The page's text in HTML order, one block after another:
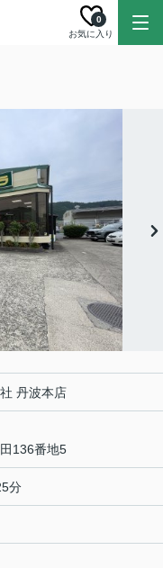
お気に入り
0
丹波本店
136番地5
分